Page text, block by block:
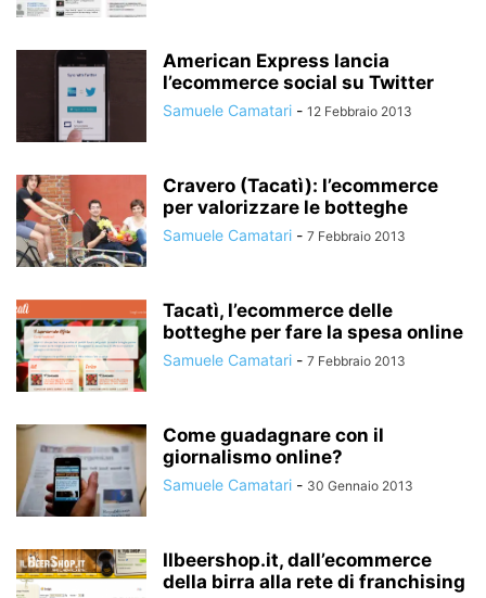
American Express lancia
l’ecommerce social su Twitter
Samuele Camatari - 12 Febbraio 2013
Cravero (Tacatì): l’ecommerce
per valorizzare le botteghe
Samuele Camatari - 7 Febbraio 2013
Tacatì, l’ecommerce delle
botteghe per fare la spesa online
Samuele Camatari - 7 Febbraio 2013
Come guadagnare con il
giornalismo online?
Samuele Camatari - 30 Gennaio 2013
Ilbeershop.it, dall’ecommerce
della birra alla rete di franchising